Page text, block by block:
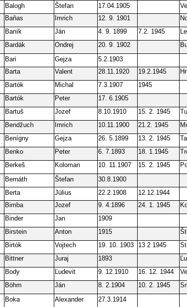
Balogh Štefan 17.04.1905
Baňas Imrich 12. 9. 1901
Baník Ján 4. 9. 1899 7.2. 1945
Bardák Ondrej 20. 9. 1902
Bari Gejza 5.2.1903
Barta Valent 28.11.1920 19.2.1945
Bartók Michal 7.3.1907 1945
Bartók Peter 17. 6.1905
Bartuš Jozef 8.10.1910 15. 2. 1945
Bendžuch Imrich 10.11.1900 21.2. 1945
Benígny Gejza 26. 5.1899 13. 2. 1945
Benko Peter 6. 7.1893 18. 1.1945
Berkeš Koloman 10. 11.1907 15. 2. 1945
Bernáth Štefan 30.8.1900
Berta Július 22.2.1908
12.12.1944
Bimba Jozef 9. 4.1896 24. 1. 1945
Binder Jan 1909
Birstein Anton 1915
Birtók Vojtech 19. 10. 1903 13 2 1945
Bittner Juraj 1893
Body Ľudevit 9. 12.1910 16. 12. 1944
Böhm Ján 8. 2.1904 10. 2. 1945
Boka Alexander 27.3.1914